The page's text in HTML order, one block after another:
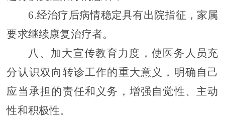
6.经治疗后病情稳定具有出院指征，家属
要求继续康复治疗者。
八、加大宣传教育力度，使医务人员充
分认识双向转诊工作的重大意义，明确自己
应当承担的责任和义务，增强自觉性、主动
性和积极性。